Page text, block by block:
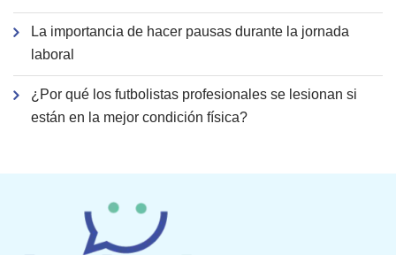
La importancia de hacer pausas durante la jornada
laboral
¿Por qué los futbolistas profesionales se lesionan si
están en la mejor condición física?